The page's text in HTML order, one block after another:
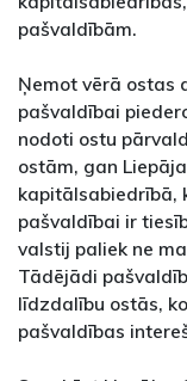
pašvaldībām.
Ņemot vērā ostas
pašvaldībai
nodoti ostu
ostām, gan
kapitālsabiedrībā,
pašvaldībai ir
valstij paliek ne
Tādējādi
līdzdalību ostās,
pašvaldības